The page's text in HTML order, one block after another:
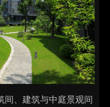
间、建筑与中庭景观间